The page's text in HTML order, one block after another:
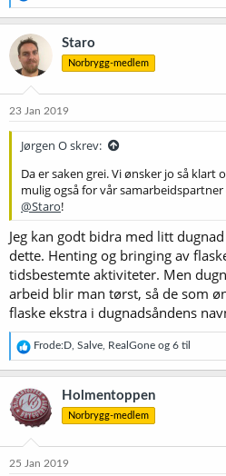
e
a
k
s
j
o
e
Staro
Norbrygg-medlem
23 Jan 2019
Jørgen O skrev:
Da er saken grei. Vi ønsker jo så klart
mulig også for vår
@Staro!
Jeg kan godt bidra med litt
dette. Henting og bringing av
tidsbestemte aktiviteter. Men
arbeid blir man tørst, så de som
flaske ekstra i dugnadsåndens
R
e
a
k
s
j
o
e
Frode:D Salve RealGone og 6 til
Holmentoppen
Norbrygg-medlem
25 Jan 2019